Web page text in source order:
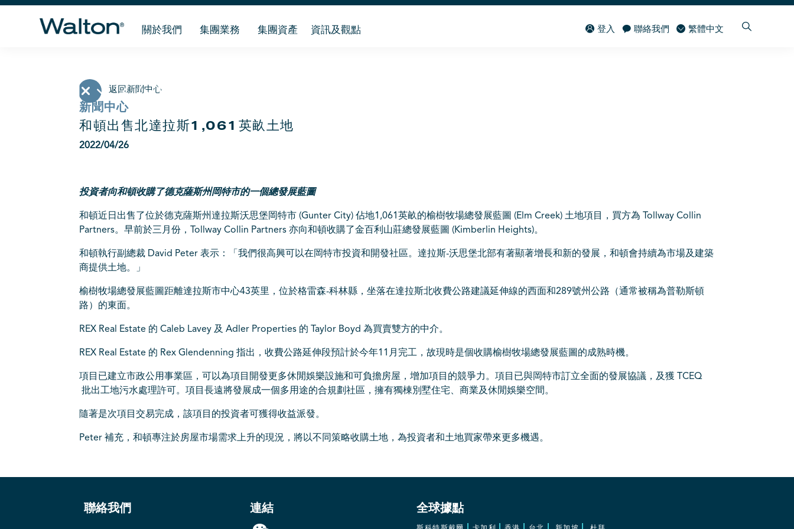
關於我們 集團業務 集團資產 資訊及觀點 登入 聯絡我們 繁體中文
返回新聞中心
新聞中心
和頓出售北達拉斯1,061英畝土地
2022/04/26
投資者向和頓收購了德克薩斯州岡特市的一個總發展藍圖
和頓近日出售了位於德克薩斯州達拉斯沃思堡岡特市 (Gunter City) 佔地1,061英畝的榆樹牧場總發展藍圖 (Elm Creek) 土地項目，買方為 Tollway Collin
Partners。早前於三月份，Tollway Collin Partners 亦向和頓收購了金百利山莊總發展藍圖 (Kimberlin Heights)。
和頓執行副總裁 David Peter 表示：「我們很高興可以在岡特市投資和開發社區。達拉斯-沃思堡北部有著顯著增長和新的發展，和頓會持續為市場及建築
商提供土地。」
榆樹牧場總發展藍圖距離達拉斯市中心43英里，位於格雷森-科林縣，坐落在達拉斯北收費公路建議延伸線的西面和289號州公路（通常被稱為普勒斯頓
路）的東面。
REX Real Estate 的 Caleb Lavey 及 Adler Properties 的 Taylor Boyd 為買賣雙方的中介。
REX Real Estate 的 Rex Glendenning 指出，收費公路延伸段預計於今年11月完工，故現時是個收購榆樹牧場總發展藍圖的成熟時機。
項目已建立市政公用事業區，可以為項目開發更多休閒娛樂設施和可負擔房屋，增加項目的競爭力。項目已與岡特市訂立全面的發展協議，及獲 TCEQ
批出工地污水處理許可。項目長遠將發展成一個多用途的合規劃社區，擁有獨棟別墅住宅、商業及休閒娛樂空間。
隨著是次項目交易完成，該項目的投資者可獲得收益派發。
Peter 補充，和頓專注於房屋市場需求上升的現況，將以不同策略收購土地，為投資者和土地買家帶來更多機遇。
聯絡我們 連結 全球據點